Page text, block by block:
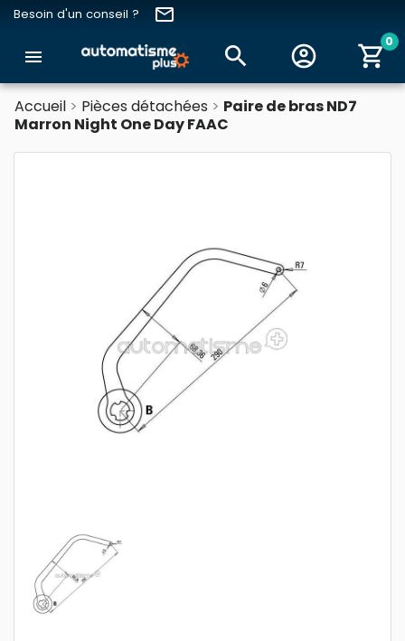
Besoin d'un conseil ?
email
menu
search account_circle shopping_cart
0
Accueil Pièces détachées
Paire de bras ND7
Marron Night One Day FAAC